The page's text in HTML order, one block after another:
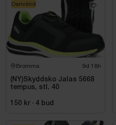
Bromma 9d 18h
(NY)Skyddsko Jalas 5668
tempus, stl. 40
150 kr · 4 bud
Oanvänd